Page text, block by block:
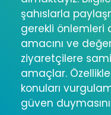
şahıslarla
gerekli önlemleri
amacını ve
ziyaretçilere
amaçlar.
konuları
güven